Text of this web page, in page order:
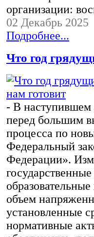
организации:
02 Декабрь 2025
Подробнее...
Что год
- В наступившем
перед большим
процесса по
Федеральный
Федерации».
объем
установленные
нормативные